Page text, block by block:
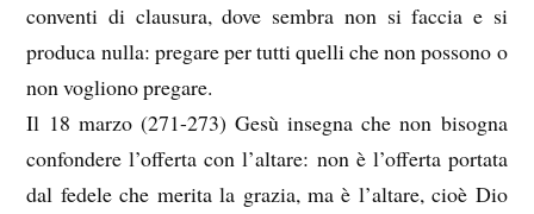
conventi di clausura, dove sembra non si faccia e si
produca nulla: pregare per tutti quelli che non possono o
non vogliono pregare.
Il 18 marzo (271-273) Gesù insegna che non bisogna
confondere l’offerta con l’altare: non è l’offerta portata
dal fedele che merita la grazia, ma è l’altare, cioè Dio